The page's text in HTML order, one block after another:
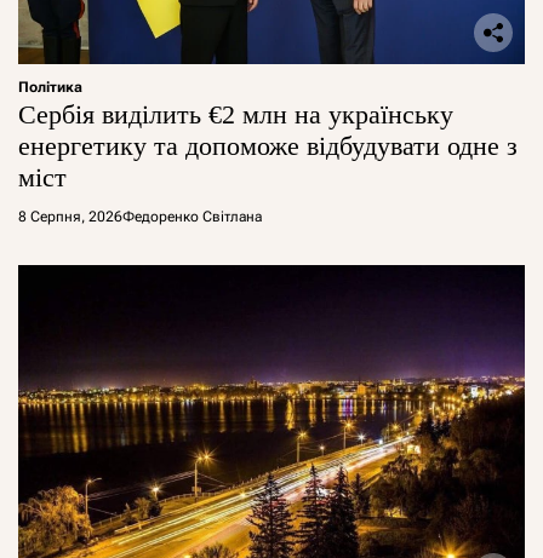
Політика
Сербія виділить €2 млн на українську
енергетику та допоможе відбудувати одне з
міст
8 Серпня, 2026Федоренко Світлана